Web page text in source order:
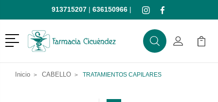
913715207 | 636150966 |
Menú
BuscarMi Cuenta
Mi
Inicio CABELLO TRATAMIENTOS CAPILARES